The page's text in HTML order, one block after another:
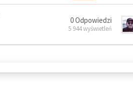
0 Odpowiedzi
5 944 wyświetleń